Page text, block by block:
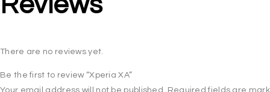
There are no reviews yet.
Be the first to review “Xperia XA”